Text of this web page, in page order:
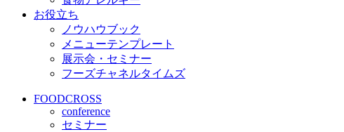
お役立ち
ノウハウブック
メニューテンプレート
展示会・セミナー
フーズチャネルタイムズ
FOODCROSS
conference
セミナー